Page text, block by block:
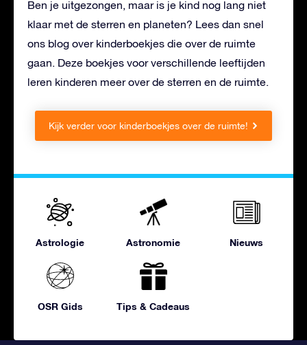
Ben je uitgezongen, maar is je kind nog lang niet
klaar met de sterren en planeten? Lees dan snel
ons blog over kinderboekjes die over de ruimte
gaan. Deze boekjes voor verschillende leeftijden
leren kinderen meer over de sterren en de ruimte.
Kijk verder voor kinderboekjes over de ruimte!
Astrologie Astronomie Nieuws
OSR Gids Tips & Cadeaus